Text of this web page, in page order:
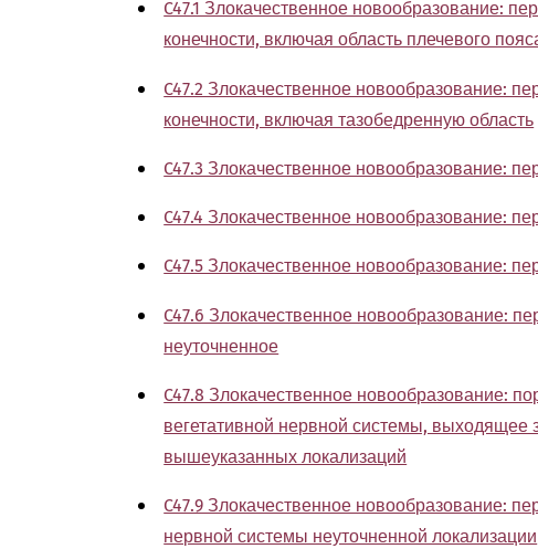
C47.1 Злокачественное новообразование:
конечности, включая область плечевого
C47.2 Злокачественное новообразование:
конечности, включая тазобедренную область
C47.3 Злокачественное новообразование:
C47.4 Злокачественное новообразование:
C47.5 Злокачественное новообразование:
C47.6 Злокачественное новообразование:
неуточненное
C47.8 Злокачественное новообразование:
вегетативной нервной системы, выходящее
вышеуказанных локализаций
C47.9 Злокачественное новообразование:
нервной системы неуточненной локализации